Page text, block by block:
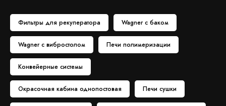
Фильтры для рекуператора Wagner с баком
Wagner с вибростолом Печи полимеризации
Конвейерные системы
Окрасочная кабина однопостовая Печи сушки